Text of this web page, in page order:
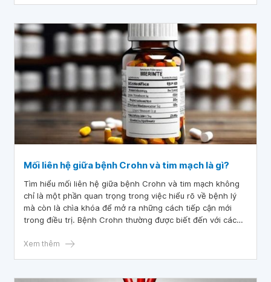
Mối liên hệ giữa bệnh Crohn và tim mạch là gì?
Tìm hiểu mối liên hệ giữa bệnh Crohn và tim mạch không
chỉ là một phần quan trọng trong việc hiểu rõ về bệnh lý
mà còn là chìa khóa để mở ra những cách tiếp cận mới
trong điều trị. Bệnh Crohn thường được biết đến với các
được nghiên cứu về tác động của bệnh đối với tim mạch.
Xem thêm